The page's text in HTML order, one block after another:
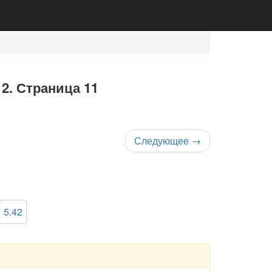
Страница 11
Следующее →
5.42